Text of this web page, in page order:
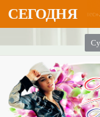
СЕГОДНЯ
в августе - «Бизнес»...